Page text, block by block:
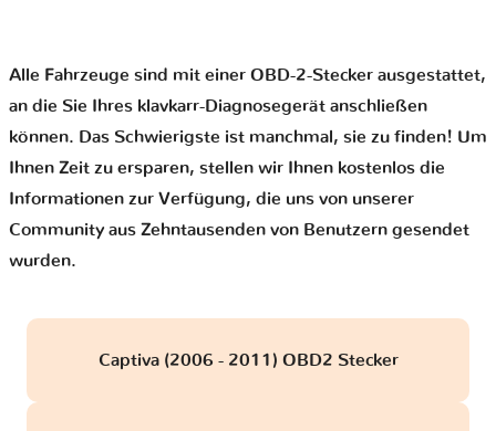
Alle Fahrzeuge sind mit einer OBD-2-Stecker ausgestattet,
an die Sie Ihres klavkarr-Diagnosegerät anschließen
können. Das Schwierigste ist manchmal, sie zu finden! Um
Ihnen Zeit zu ersparen, stellen wir Ihnen kostenlos die
Informationen zur Verfügung, die uns von unserer
Community aus Zehntausenden von Benutzern gesendet
wurden.
Captiva (2006 - 2011) OBD2 Stecker